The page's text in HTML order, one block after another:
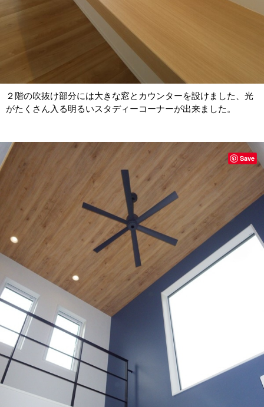
２階の吹抜け部分には大きな窓とカウンターを設けました、光
がたくさん入る明るいスタディーコーナーが出来ました。
Save